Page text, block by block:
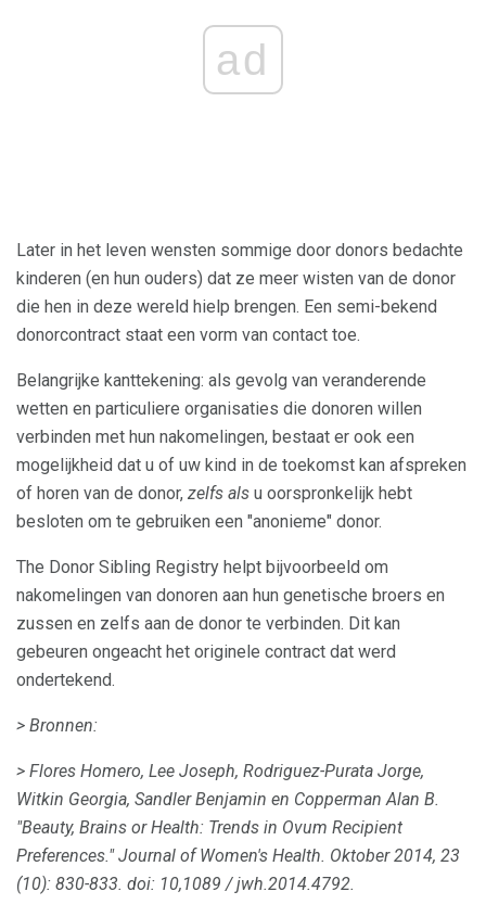
ad
Later in het leven wensten sommige door donors bedachte
kinderen (en hun ouders) dat ze meer wisten van de donor
die hen in deze wereld hielp brengen. Een semi-bekend
donorcontract staat een vorm van contact toe.
Belangrijke kanttekening: als gevolg van veranderende
wetten en particuliere organisaties die donoren willen
verbinden met hun nakomelingen, bestaat er ook een
mogelijkheid dat u of uw kind in de toekomst kan afspreken
of horen van de donor, zelfs als u oorspronkelijk hebt
besloten om te gebruiken een "anonieme" donor.
The Donor Sibling Registry helpt bijvoorbeeld om
nakomelingen van donoren aan hun genetische broers en
zussen en zelfs aan de donor te verbinden. Dit kan
gebeuren ongeacht het originele contract dat werd
ondertekend.
> Bronnen:
> Flores Homero, Lee Joseph, Rodriguez-Purata Jorge,
Witkin Georgia, Sandler Benjamin en Copperman Alan B.
"Beauty, Brains or Health: Trends in Ovum Recipient
Preferences." Journal of Women's Health. Oktober 2014, 23
(10): 830-833. doi: 10,1089 / jwh.2014.4792.